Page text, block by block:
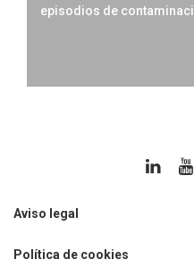
episodios de
Aviso legal
Política de cookies